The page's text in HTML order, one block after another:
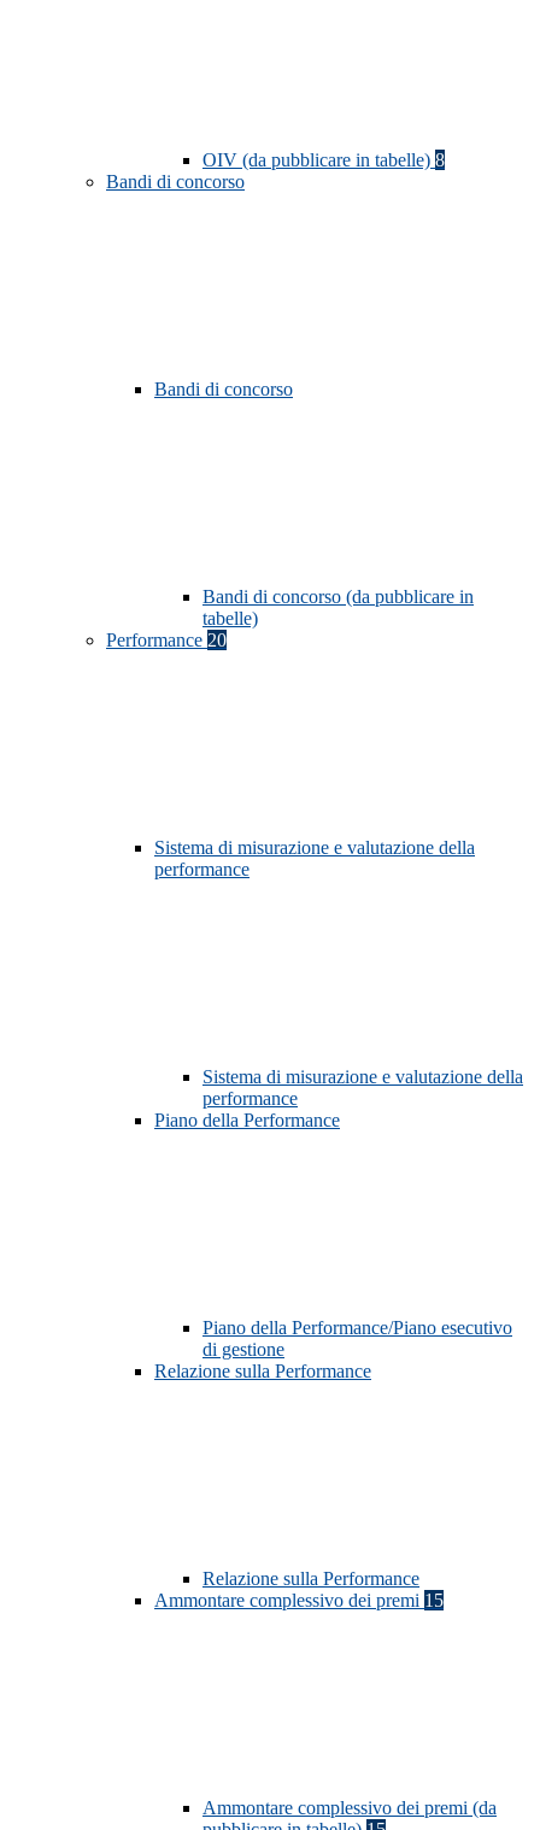
OIV (da pubblicare in tabelle) 8
Bandi di concorso
Bandi di concorso
Bandi di concorso (da pubblicare in
tabelle)
Performance 20
Sistema di misurazione e valutazione della
performance
Sistema di misurazione e valutazione della
performance
Piano della Performance
Piano della Performance/Piano esecutivo
di gestione
Relazione sulla Performance
Relazione sulla Performance
Ammontare complessivo dei premi 15
Ammontare complessivo dei premi (da